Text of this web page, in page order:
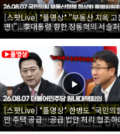
[스팟Live] *풀영상* "부동산 지옥 고
면!"...李대통령 향한 장동혁의 서슬
| 26.08.07 국민의힘 부동산정책 정상
위원회 전체회의
[스팟Live] *풀영상* 한병도 “국민의
만 주택 공급…공급 법안 처리 협조하
26.08.07 더불어민주당 원내대책회의